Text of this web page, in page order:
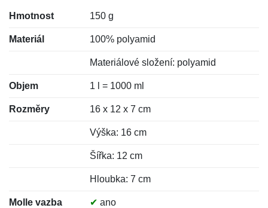
Hmotnost 150 g
Materiál 100% polyamid
Materiálové složení: polyamid
Objem 1 l = 1000 ml
Rozměry 16 x 12 x 7 cm
Výška: 16 cm
Šířka: 12 cm
Hloubka: 7 cm
Molle vazba ✔ ano